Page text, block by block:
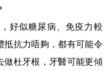
似糖尿病、免疫力較
抵抗力唔夠，都有可能令
做杜牙根，牙醫可能更傾